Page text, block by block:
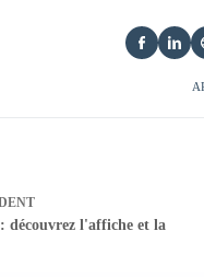
découvrez l'affiche et la